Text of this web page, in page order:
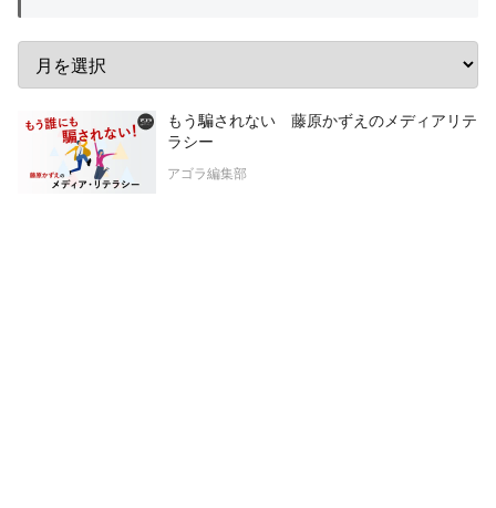
もう騙されない 藤原かずえのメディアリテ
ラシー
アゴラ編集部